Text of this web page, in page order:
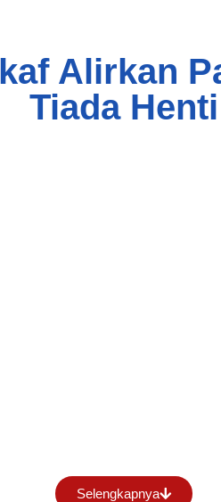
Alirkan
Tiada Henti
Selengkapnya